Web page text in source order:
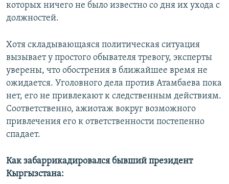
которых ничего не было известно со дня их ухода с
должностей.
Хотя складывающаяся политическая ситуация
вызывает у простого обывателя тревогу, эксперты
уверены, что обострения в ближайшее время не
ожидается. Уголовного дела против Атамбаева пока
нет, его не привлекают к следственным действиям.
Соответственно, ажиотаж вокруг возможного
привлечения его к ответственности постепенно
спадает.
Как забаррикадировался бывший президент
Кыргызстана: